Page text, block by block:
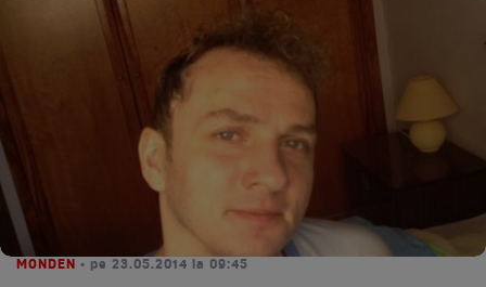
MONDEN • pe 23.05.2014 la 09:45